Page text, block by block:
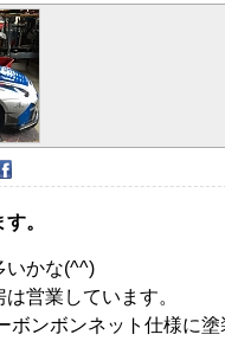
。
いかな(^^)
営業しています。
ボンボンネット仕様に塗